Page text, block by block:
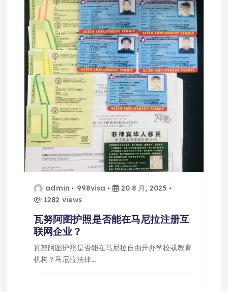
admin 998visa
20 8 月, 2025
1282 views
瓦努阿图护照是否能在马尼拉注册互
联网企业？
瓦努阿图护照是否能在马尼拉自由开办学校或教育
机构？马尼拉法律…